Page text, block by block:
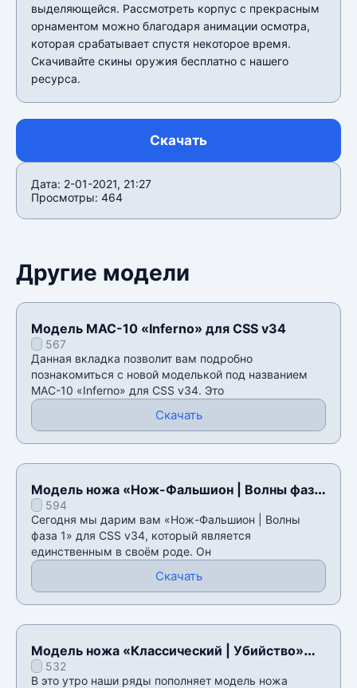
выделяющейся. Рассмотреть корпус с прекрасным
орнаментом можно благодаря анимации осмотра,
которая срабатывает спустя некоторое время.
Скачивайте скины оружия бесплатно с нашего
ресурса.
Скачать
Дата: 2-01-2021, 21:27
Просмотры: 464
Другие модели
Модель MAC-10 «Inferno» для CSS v34
567
Данная вкладка позволит вам подробно
познакомиться с новой моделькой под названием
MAC-10 «Inferno» для CSS v34. Это
Скачать
Модель ножа «Нож-Фальшион | Волны фаза
1» для CSS v34
594
Сегодня мы дарим вам «Нож-Фальшион | Волны
фаза 1» для CSS v34, который является
единственным в своём роде. Он
Скачать
Модель ножа «Классический | Убийство»
для CSS v34
532
В это утро наши ряды пополняет модель ножа